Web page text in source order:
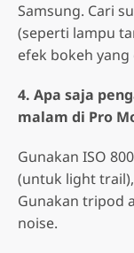
Samsung. Cari
(seperti lampu
efek bokeh yang
4. Apa saja
malam di Pro
Gunakan ISO
(untuk light
Gunakan tripod
noise.